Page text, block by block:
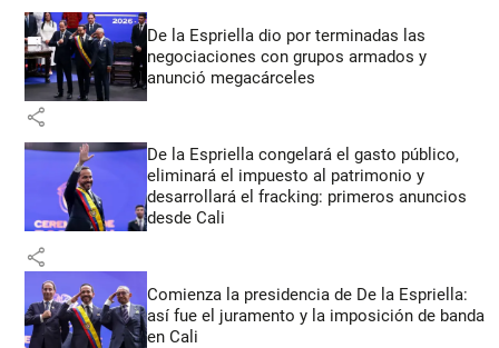
De la Espriella dio por terminadas las
negociaciones con grupos armados y
anunció megacárceles
share
De la Espriella congelará el gasto público,
eliminará el impuesto al patrimonio y
desarrollará el fracking: primeros anuncios
desde Cali
share
Comienza la presidencia de De la Espriella:
así fue el juramento y la imposición de banda
en Cali